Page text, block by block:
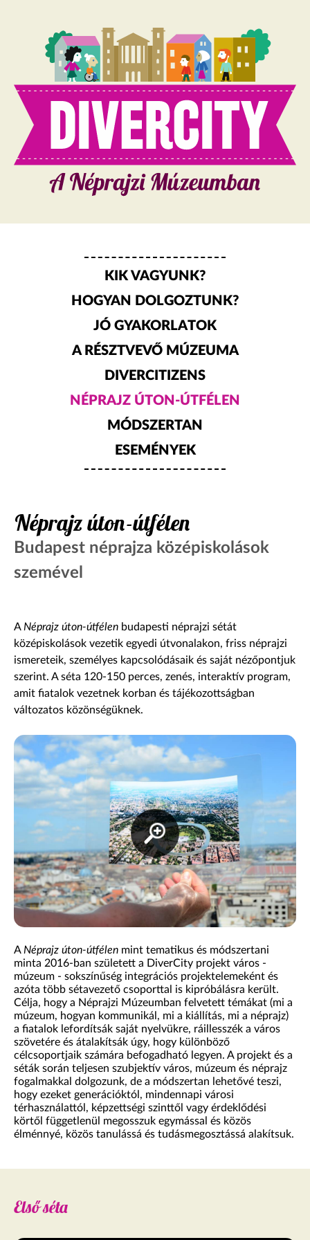
KIK VAGYUNK?
HOGYAN DOLGOZTUNK?
JÓ GYAKORLATOK
A RÉSZTVEVŐ MÚZEUMA
DIVERCITIZENS
NÉPRAJZ ÚTON-ÚTFÉLEN
MÓDSZERTAN
ESEMÉNYEK
Néprajz úton-útfélen
Budapest néprajza középiskolások
szemével
A Néprajz úton-útfélen budapesti néprajzi sétát
középiskolások vezetik egyedi útvonalakon, friss néprajzi
ismereteik, személyes kapcsolódásaik és saját nézőpontjuk
szerint. A séta 120-150 perces, zenés, interaktív program,
amit fiatalok vezetnek korban és tájékozottságban
változatos közönségüknek.
A Néprajz úton-útfélen mint tematikus és módszertani
minta 2016-ban született a DiverCity projekt város -
múzeum - sokszínűség integrációs projektelemeként és
azóta több sétavezető csoporttal is kipróbálásra került.
Célja, hogy a Néprajzi Múzeumban felvetett témákat (mi a
múzeum, hogyan kommunikál, mi a kiállítás, mi a néprajz)
a fiatalok lefordítsák saját nyelvükre, ráillesszék a város
szövetére és átalakítsák úgy, hogy különböző
célcsoportjaik számára befogadható legyen. A projekt és a
séták során teljesen szubjektív város, múzeum és néprajz
fogalmakkal dolgozunk, de a módszertan lehetővé teszi,
hogy ezeket generációktól, mindennapi városi
térhasználattól, képzettségi szinttől vagy érdeklődési
körtől függetlenül megosszuk egymással és közös
élménnyé, közös tanulássá és tudásmegosztássá alakítsuk.
Első séta